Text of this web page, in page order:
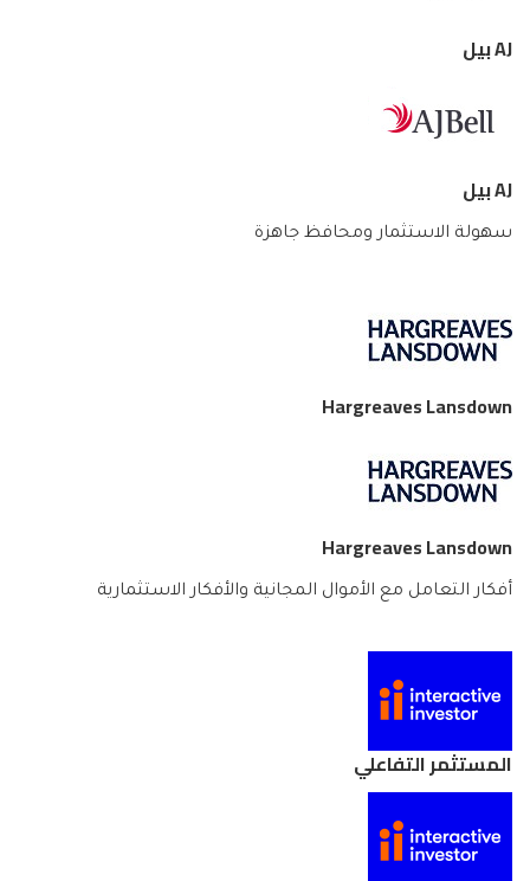
AJ بيل
AJ بيل
سهولة الاستثمار ومحافظ جاهزة
Hargreaves Lansdown
Hargreaves Lansdown
أفكار التعامل مع الأموال المجانية والأفكار الاستثمارية
المستثمر التفاعلي